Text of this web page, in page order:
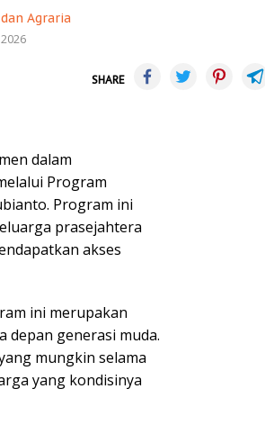
dan Agraria
SHARE
dalam
Program
Program ini
prasejahtera
akses
ini merupakan
depan generasi muda.
mungkin selama
yang kondisinya